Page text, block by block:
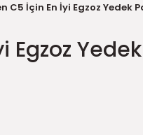
C5 İçin En İyi Egzoz Yedek
Egzoz